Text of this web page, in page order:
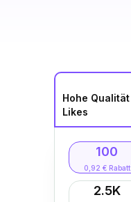
Hohe Qualität
Likes
100
0,92 € Rabatt
2.5K